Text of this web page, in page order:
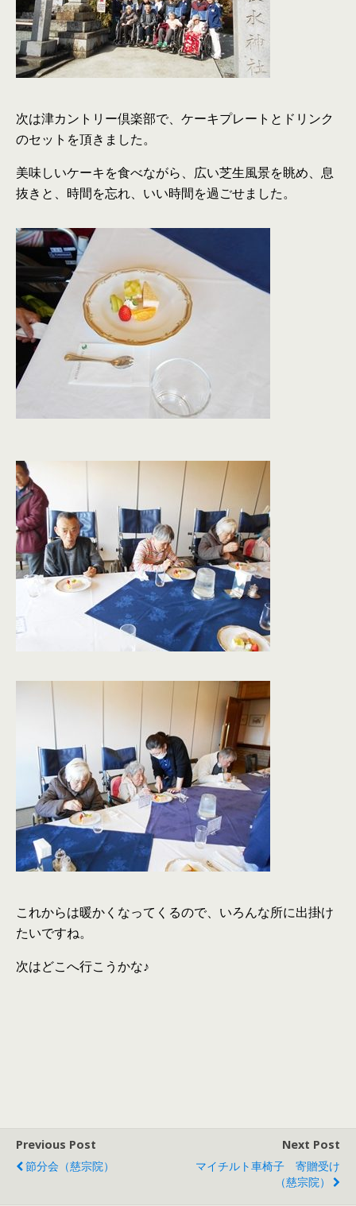
次は津カントリー倶楽部で、ケーキプレートとドリンク
のセットを頂きました。
美味しいケーキを食べながら、広い芝生風景を眺め、息
抜きと、時間を忘れ、いい時間を過ごせました。
これからは暖かくなってくるので、いろんな所に出掛け
たいですね。
次はどこへ行こうかな♪
Previous Post
節分会（慈宗院）
Next Post
マイチルト車椅子 寄贈受け
（慈宗院）